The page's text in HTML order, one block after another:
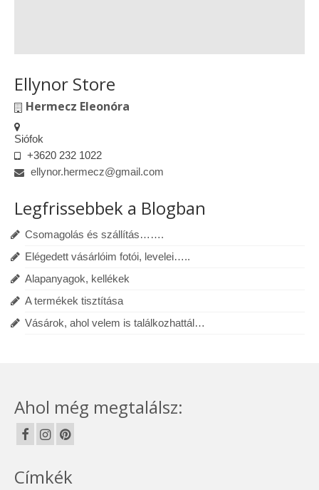
Ellynor Store
Hermecz Eleonóra
Siófok
+3620 232 1022
ellynor.hermecz@gmail.com
Legfrissebbek a Blogban
Csomagolás és szállítás…….
Elégedett vásárlóim fotói, levelei…..
Alapanyagok, kellékek
A termékek tisztítása
Vásárok, ahol velem is találkozhattál…
Ahol még megtalálsz:
Címkék